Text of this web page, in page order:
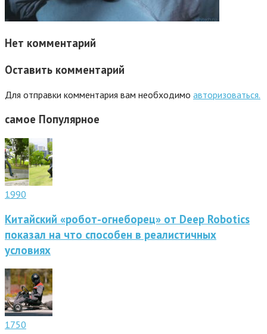
Нет комментарий
Оставить комментарий
Для отправки комментария вам необходимо авторизоваться.
самое Популярное
1990
Китайский «робот-огнеборец» от Deep Robotics
показал на что способен в реалистичных
условиях
1750